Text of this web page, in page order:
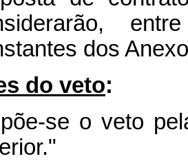
dos
do veto:
se o veto